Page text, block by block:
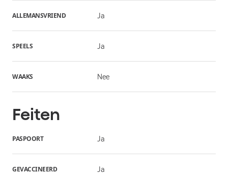
ALLEMANSVRIEND Ja
SPEELS Ja
WAAKS Nee
Feiten
PASPOORT Ja
GEVACCINEERD Ja